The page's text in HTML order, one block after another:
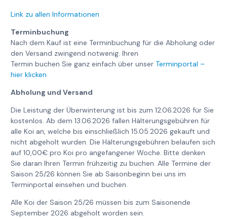
Link zu allen Informationen
Terminbuchung
Nach dem Kauf ist eine Terminbuchung für die Abholung oder
den Versand zwingend notwenig. Ihren
Termin buchen Sie ganz einfach über unserTerminportal –
hier klicken
Abholung und Versand
Die Leistung der Überwinterung ist bis zum 12.06.2026 für Sie
kostenlos. Ab dem 13.06.2026 fallen Hälterungsgebühren für
alle Koi an, welche bis einschließlich 15.05.2026 gekauft und
nicht abgeholt wurden. Die Hälterungsgebühren belaufen sich
auf 10,00€ pro Koi pro angefangener Woche. Bitte denken
Sie daran Ihren Termin frühzeitig zu buchen. Alle Termine der
Saison 25/26 können Sie ab Saisonbeginn bei uns im
Terminportal einsehen und buchen.
Alle Koi der Saison 25/26 müssen bis zum Saisonende
September 2026 abgeholt worden sein.